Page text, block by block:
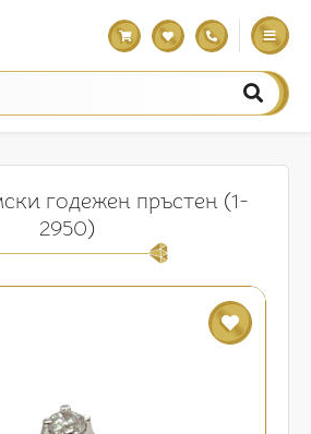
годежен пръстен (1-
2950)